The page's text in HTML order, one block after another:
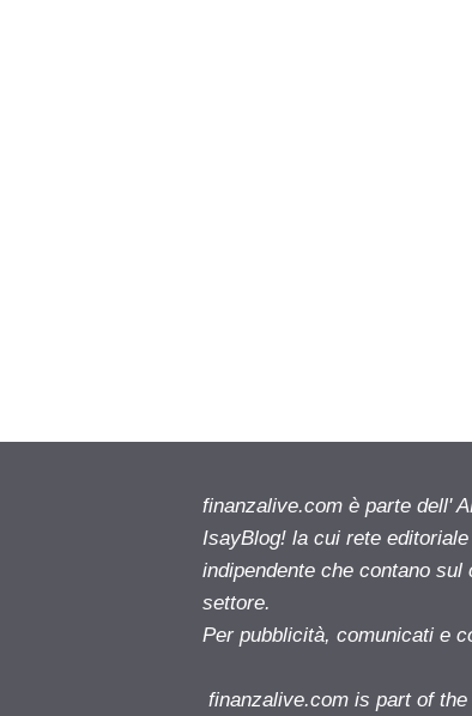
finanzalive.com è parte dell'
IsayBlog! la cui rete
indipendente che contano
settore.
Per pubblicità, comunicati e
finanzalive.com is part of